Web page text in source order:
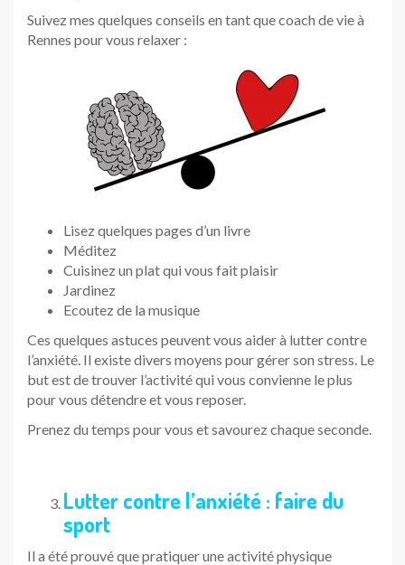
Suivez mes quelques conseils en tant que coach de vie à
Rennes pour vous relaxer :
Lisez quelques pages d’un livre
Méditez
Cuisinez un plat qui vous fait plaisir
Jardinez
Ecoutez de la musique
Ces quelques astuces peuvent vous aider à lutter contre
l’anxiété. Il existe divers moyens pour gérer son stress. Le
but est de trouver l’activité qui vous convienne le plus
pour vous détendre et vous reposer.
Prenez du temps pour vous et savourez chaque seconde.
Lutter contre l’anxiété : faire du
sport
Il a été prouvé que pratiquer une activité physique